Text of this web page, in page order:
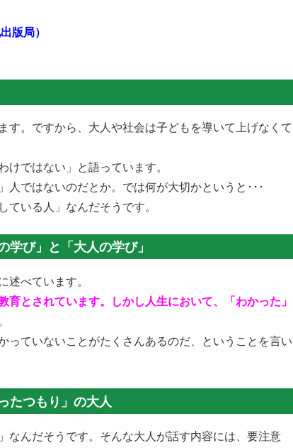
版局）
す。ですから、大人や社会は子どもを導いて上げなくて
ではない」と語っています。
ではないのだとか。では何が大切かというと･･･
いる人」なんだそうです。
び」と「大人の学び」
べています。
育とされています。しかし人生において、「わかった」
っていないことがたくさんあるのだ、ということを言い
たつもり」の大人
なんだそうです。そんな大人が話す内容には、要注意